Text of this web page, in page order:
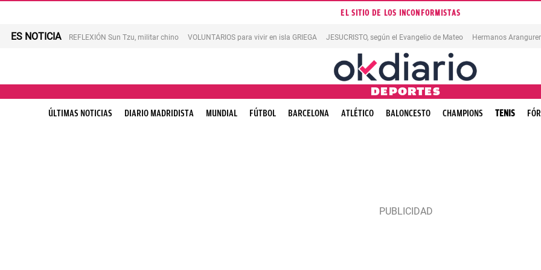
EL SITIO DE LOS INCONFORMISTAS
ES NOTICIA REFLEXIÓN Sun Tzu, militar chino VOLUNTARIOS para vivir en isla GRIEGA JESUCRISTO, según el Evangelio de Mateo Hermanos Aranguren
DEPORTES
ÚLTIMAS NOTICIAS DIARIO MADRIDISTA MUNDIAL FÚTBOL BARCELONA ATLÉTICO BALONCESTO CHAMPIONS TENIS